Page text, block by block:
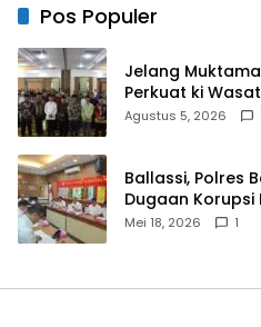
Pos Populer
Jelang
Perkuat ki
Agustus 5, 2026
Ballassi, Polres
Dugaan Korupsi
Mei 18, 2026 1